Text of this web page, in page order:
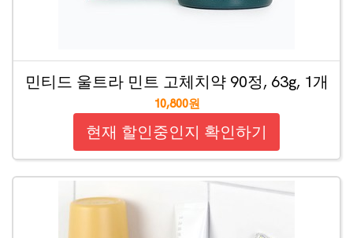
민티드 울트라 민트 고체치약 90정, 63g, 1개
10,800원
현재 할인중인지 확인하기